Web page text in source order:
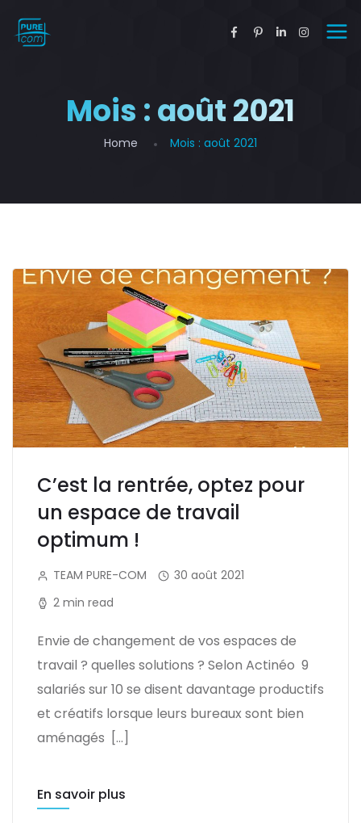
Mois :août 2021
Home Mois : août 2021
C’est la rentrée, optez pour
un espace de travail
optimum !
TEAM PURE-COM
30 août 2021
2 min read
Envie de changement de vos espaces de
travail ? quelles solutions ? Selon Actinéo 9
salariés sur 10 se disent davantage productifs
et créatifs lorsque leurs bureaux sont bien
aménagés […]
En savoir plus